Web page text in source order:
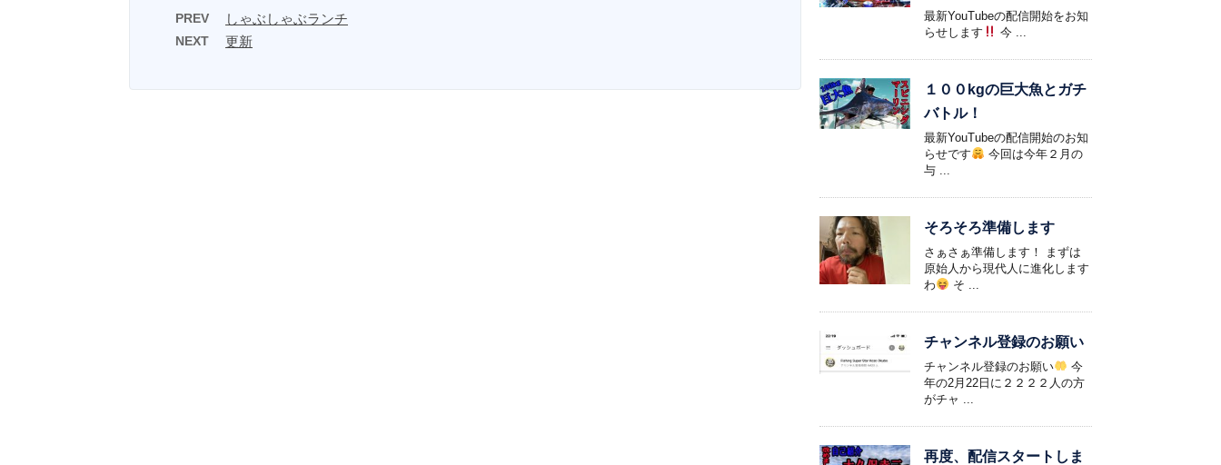
PREV しゃぶしゃぶランチ
NEXT 更新
最新YouTubeの配信開始をお知
らせします
今 ...
１００kgの巨大魚とガチ
バトル！
最新YouTubeの配信開始のお知
らせです
今回は今年２月の
与 ...
そろそろ準備します
さぁさぁ準備します！ まずは
原始人から現代人に進化します
わ
そ ...
チャンネル登録のお願い
チャンネル登録のお願い
今
年の2月22日に２２２２人の方
がチャ ...
再度、配信スタートしま